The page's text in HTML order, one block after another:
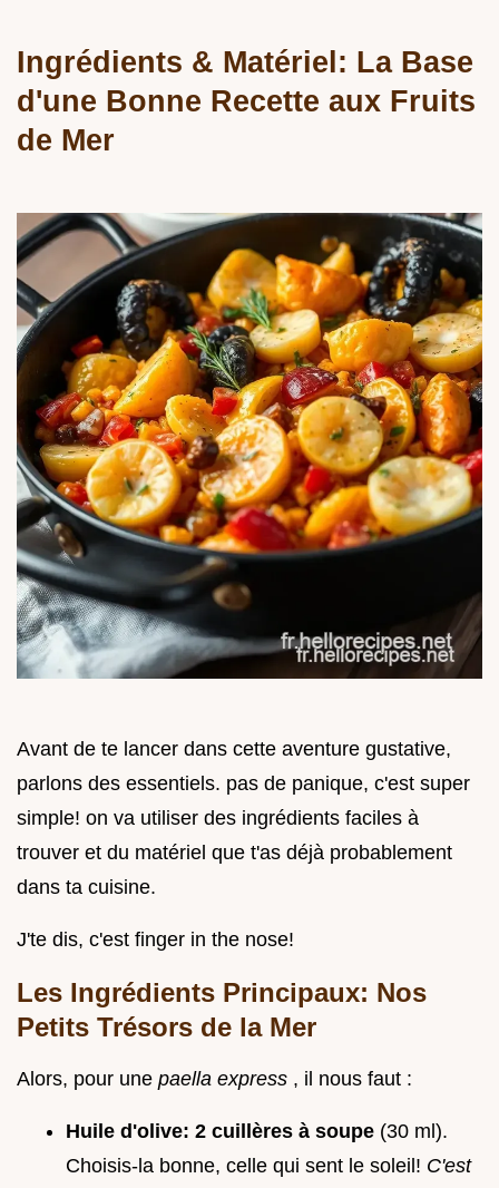
Ingrédients & Matériel: La Base
d'une Bonne Recette aux Fruits
de Mer
Avant de te lancer dans cette aventure gustative,
parlons des essentiels. pas de panique, c'est super
simple! on va utiliser des ingrédients faciles à
trouver et du matériel que t'as déjà probablement
dans ta cuisine.
J'te dis, c'est finger in the nose!
Les Ingrédients Principaux: Nos
Petits Trésors de la Mer
Alors, pour une paella express , il nous faut :
Huile d'olive: 2 cuillères à soupe (30 ml).
Choisis-la bonne, celle qui sent le soleil! C'est